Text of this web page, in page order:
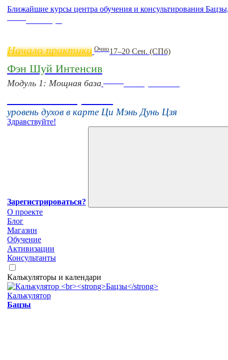
Ближайшие курсы центра обучения и консультирования
Начало практики Очно17–20 Сен. (СПб)
Фэн Шуй Интенсив
Модуль 1: Мощная база
уровень духов в карте Ци Мэнь Дунь Цзя
Здравствуйте!
Зарегистрироваться?
О проекте
Блог
Магазин
Обучение
Активизации
Консультанты
Калькуляторы и календари
Калькулятор
Бацзы